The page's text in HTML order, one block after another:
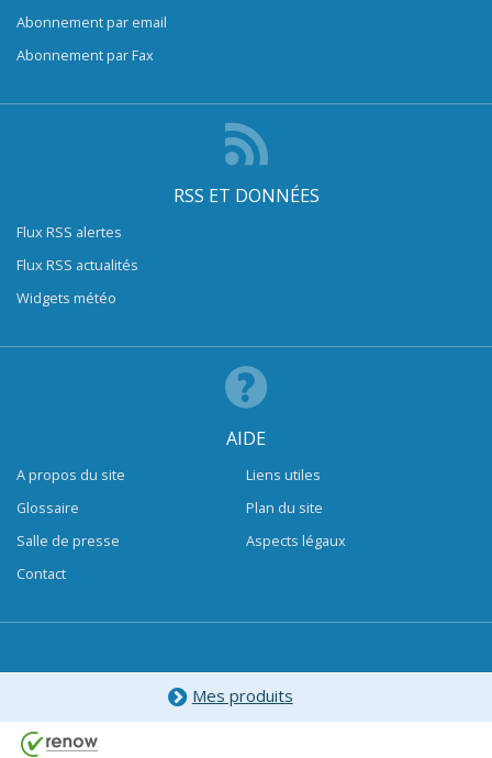
Abonnement par email
Abonnement par Fax
RSS ET DONNÉES
Flux RSS alertes
Flux RSS actualités
Widgets météo
AIDE
A propos du site
Glossaire
Salle de presse
Contact
Liens utiles
Plan du site
Aspects légaux
Mes produits